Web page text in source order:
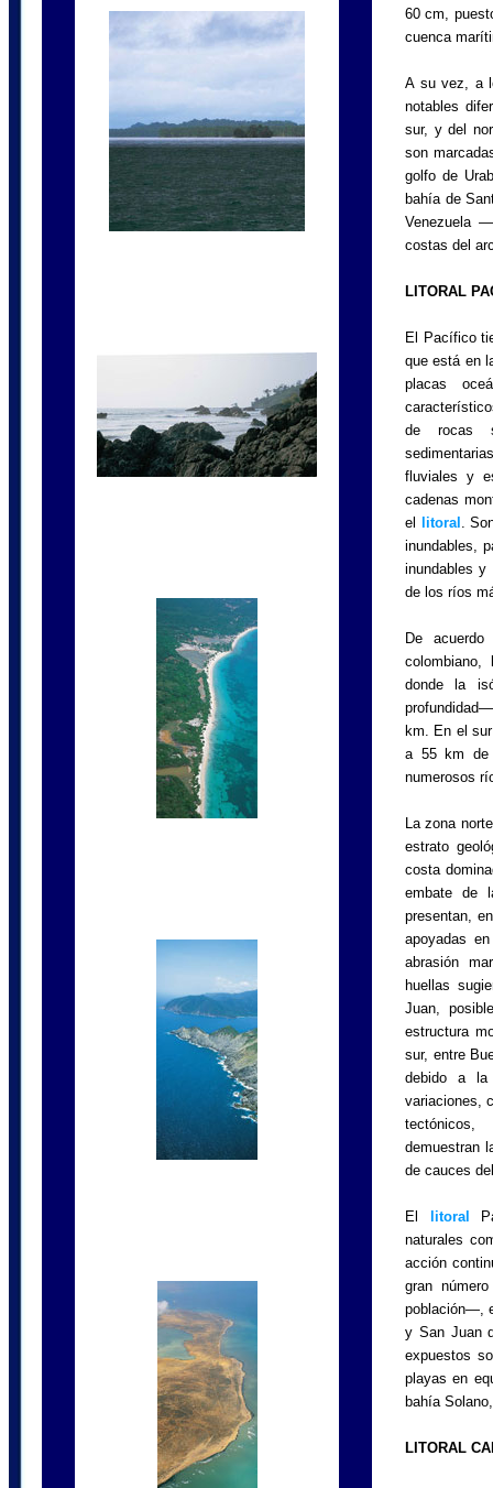
60 cm,
cuenca
A su vez, a
notables
sur, y del
son
golfo de
bahía de
Venezuela
costas del
LITORAL
El Pacífico
que está en
placas
de rocas
fluviales y
cadenas
el
litoral .
inundables,
inundables y
de los ríos
De
donde la
km. En el
a 55 km de
numerosos
La zona
estrato
costa
embate de
presentan,
apoyadas
abrasión
huellas
Juan,
estructura
sur, entre
debido a la
variaciones,
tectónicos,
demuestran
de cauces
El litoral
naturales
acción
gran
población—,
y San Juan
expuestos
playas en
bahía
LITORAL